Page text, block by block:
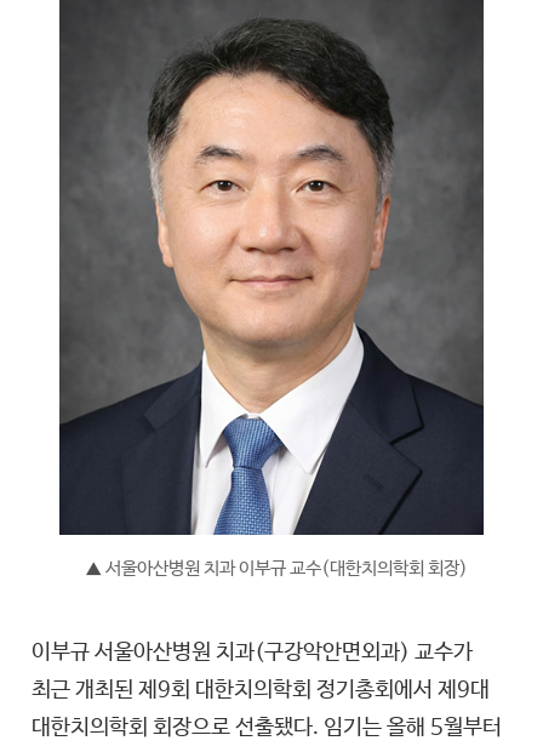
▲ 서울아산병원 치과 이부규 교수(대한치의학회 회장)
이부규 서울아산병원 치과(구강악안면외과) 교수가
최근 개최된 제9회 대한치의학회 정기총회에서 제9대
대한치의학회 회장으로 선출됐다. 임기는 올해 5월부터